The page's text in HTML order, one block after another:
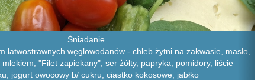
Śniadanie
łatwostrawnych węglowodanów - chleb żytni na zakwasie, masło,
"Filet zapiekany", ser żółty, papryka, pomidory, liście
jogurt owocowy b/ cukru, ciastko kokosowe, jabłko